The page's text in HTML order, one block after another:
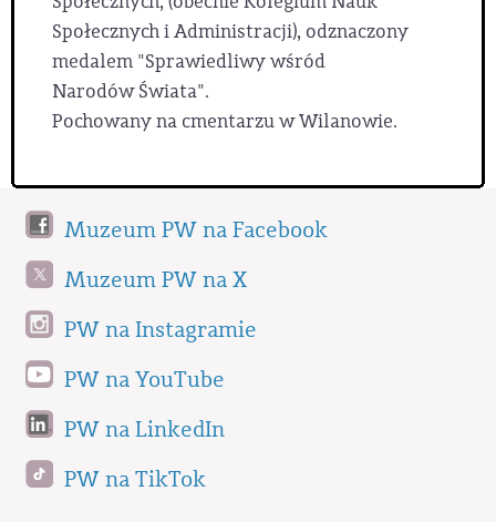
Społecznych i Administracji), odznaczony
medalem "Sprawiedliwy wśród
Narodów Świata".
Pochowany na cmentarzu w Wilanowie.
Muzeum PW na Facebook
Muzeum PW na X
PW na Instagramie
PW na YouTube
PW na LinkedIn
PW na TikTok